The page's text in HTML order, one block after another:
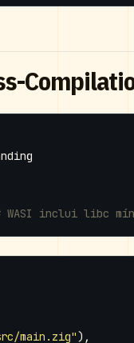
WASI inclui libc
main.zig"),